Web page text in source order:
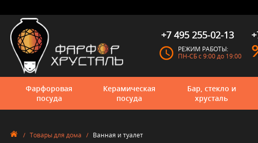
+7 495 255-02-13
РЕЖИМ РАБОТЫ:
ПН-СБ с 9:00 до 19:00
Фарфоровая
посуда
Керамическая
посуда
Бар, стекло и
хрусталь
/ Товары для дома / Ванная и туалет